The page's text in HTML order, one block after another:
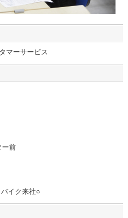
マーサービス
ー前
イク来社○